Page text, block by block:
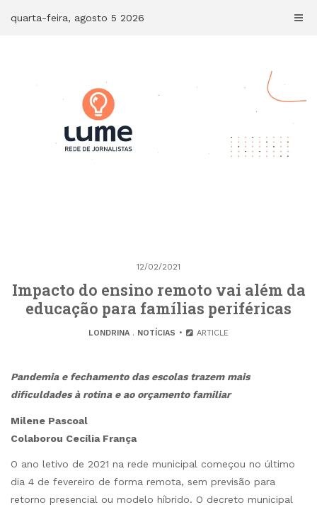
quarta-feira, agosto 5 2026
12/02/2021
Impacto do ensino remoto vai além da
educação para famílias periféricas
LONDRINA. NOTÍCIAS ARTICLE
Pandemia e fechamento das escolas trazem mais
dificuldades à rotina e ao orçamento familiar
Milene Pascoal
Colaborou Cecília França
O ano letivo de 2021 na rede municipal começou no último
dia 4 de fevereiro de forma remota, sem previsão para
retorno presencial ou modelo híbrido. O decreto municipal